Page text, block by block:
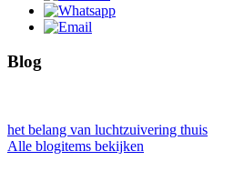
Blog
het belang van luchtzuivering thuis
Alle blogitems bekijken